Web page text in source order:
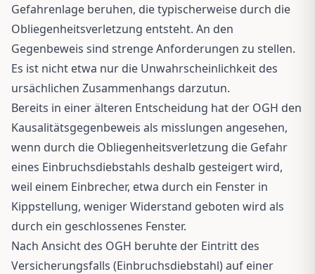
Gefahrenlage beruhen, die typischerweise durch die
Obliegenheitsverletzung entsteht. An den
Gegenbeweis sind strenge Anforderungen zu stellen.
Es ist nicht etwa nur die Unwahrscheinlichkeit des
ursächlichen Zusammenhangs darzutun.
Bereits in einer älteren Entscheidung hat der OGH den
Kausalitätsgegenbeweis als misslungen angesehen,
wenn durch die Obliegenheitsverletzung die Gefahr
eines Einbruchsdiebstahls deshalb gesteigert wird,
weil einem Einbrecher, etwa durch ein Fenster in
Kippstellung, weniger Widerstand geboten wird als
durch ein geschlossenes Fenster.
Nach Ansicht des OGH beruhte der Eintritt des
Versicherungsfalls (Einbruchsdiebstahl) auf einer